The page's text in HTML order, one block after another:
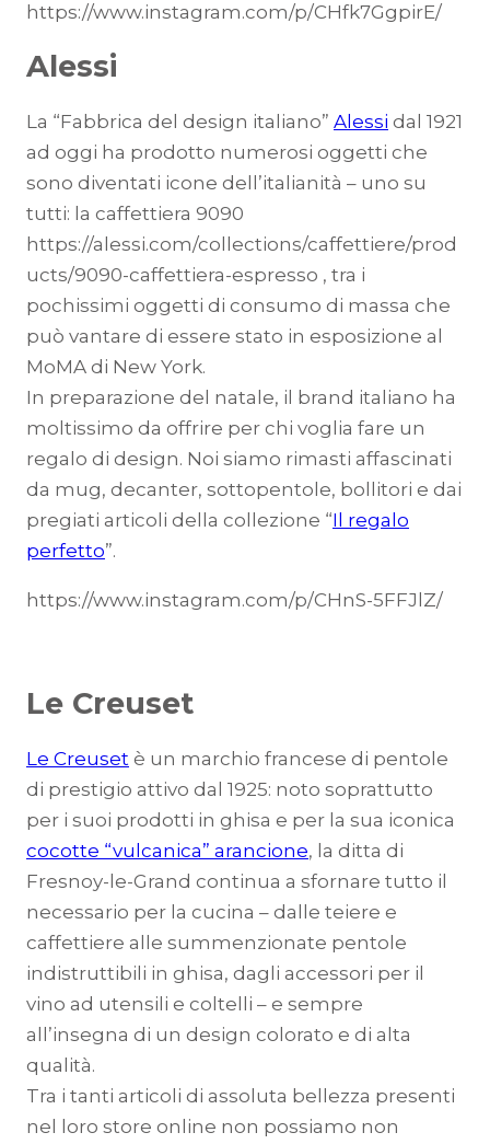
https://www.instagram.com/p/CHfk7GgpirE/
Alessi
La “Fabbrica del design italiano” Alessi dal 1921
ad oggi ha prodotto numerosi oggetti che
sono diventati icone dell’italianità – uno su
tutti: la caffettiera 9090
https://alessi.com/collections/caffettiere/prod
ucts/9090-caffettiera-espresso , tra i
pochissimi oggetti di consumo di massa che
può vantare di essere stato in esposizione al
MoMA di New York.
In preparazione del natale, il brand italiano ha
moltissimo da offrire per chi voglia fare un
regalo di design. Noi siamo rimasti affascinati
da mug, decanter, sottopentole, bollitori e dai
pregiati articoli della collezione “Il regalo
perfetto”.
https://www.instagram.com/p/CHnS-5FFJlZ/
Le Creuset
Le Creuset è un marchio francese di pentole
di prestigio attivo dal 1925: noto soprattutto
per i suoi prodotti in ghisa e per la sua iconica
cocotte “vulcanica” arancione, la ditta di
Fresnoy-le-Grand continua a sfornare tutto il
necessario per la cucina – dalle teiere e
caffettiere alle summenzionate pentole
indistruttibili in ghisa, dagli accessori per il
vino ad utensili e coltelli – e sempre
all’insegna di un design colorato e di alta
qualità.
Tra i tanti articoli di assoluta bellezza presenti
nel loro store online non possiamo non